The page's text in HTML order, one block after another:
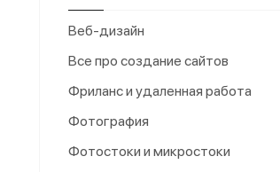
Веб-дизайн
Все про создание сайтов
Фриланс и удаленная работа
Фотография
Фотостоки и микростоки